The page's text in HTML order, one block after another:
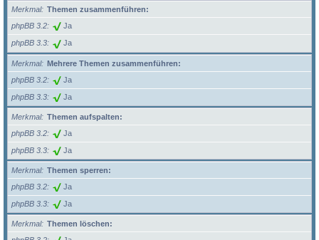
Merkmal
Themen zusammenführen:
phpBB 3.2
Ja
phpBB 3.3 Ja
Merkmal
Mehrere Themen zusammenführen:
phpBB 3.2
Ja
phpBB 3.3 Ja
Merkmal
Themen aufspalten:
phpBB 3.2
Ja
phpBB 3.3 Ja
Merkmal
Themen sperren:
phpBB 3.2
Ja
phpBB 3.3 Ja
Merkmal
Themen löschen: